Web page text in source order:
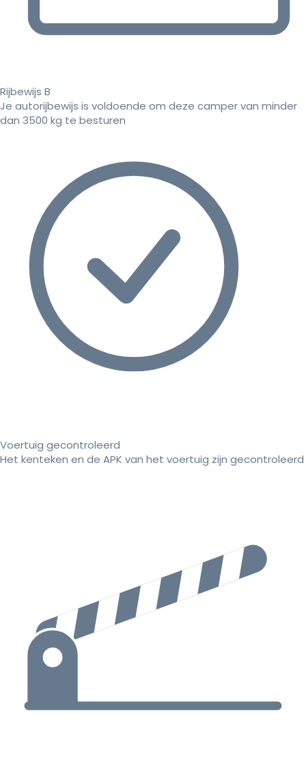
Rijbewijs B
Je autorijbewijs is voldoende om deze camper van minder
dan 3500 kg te besturen
Voertuig gecontroleerd
Het kenteken en de APK van het voertuig zijn gecontroleerd